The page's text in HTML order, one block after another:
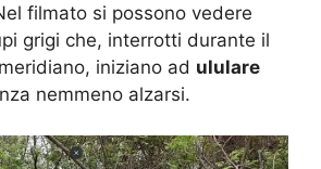
filmato si possono vedere
grigi che, interrotti durante il
iniziano ad ululare
nemmeno alzarsi.